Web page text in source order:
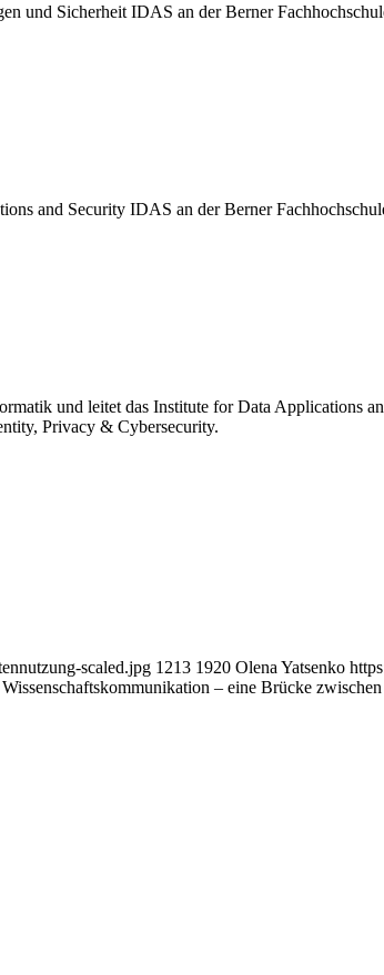
und Sicherheit IDAS an der Berner
and Security IDAS an der Berner
und leitet das Institute for Data Applications
Privacy & Cybersecurity.
scaled.jpg 1213 1920 Olena Yatsenko
– eine Brücke